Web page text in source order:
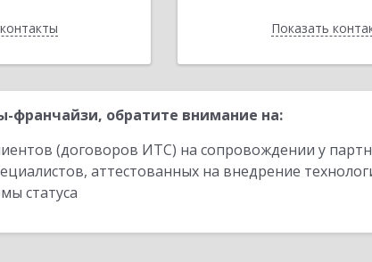
ПоказатьНазад
франчайзи, обратите внимание на:
(договоров ИТС) на сопровождении у
аттестованных на внедрение
статуса